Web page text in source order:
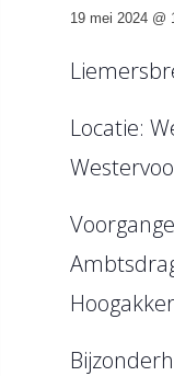
19 mei 2024 @
Locatie:
Hoogakker